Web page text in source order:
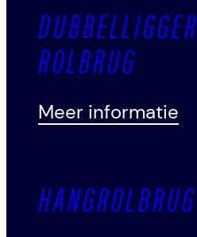
DUBBELLIGGER
ROLBRUG
Meer informatie
HANGROLBRUG